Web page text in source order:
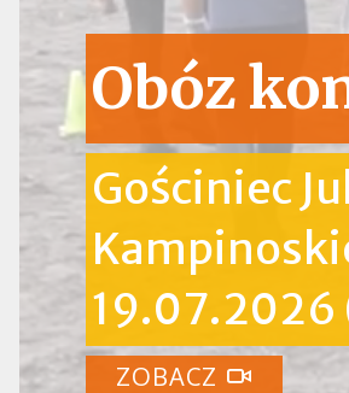
Obóz
Gościniec
19.07.2026
ZOBACZ